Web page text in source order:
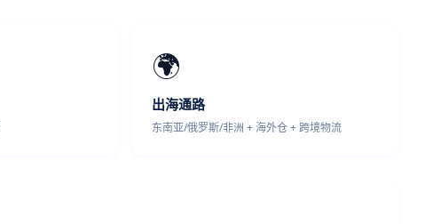
🌍
出海通路
东南亚/俄罗斯/非洲 + 海外仓 + 跨境物流